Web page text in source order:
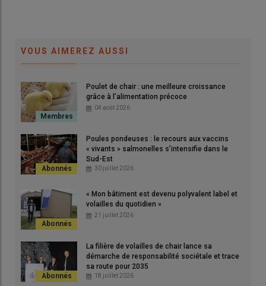
Mes trois lots ont été élevés jusqu'à 72 semaines, puis 77 et 81
semaines pour le dernier. »
© Qui Plus Est/N. Dubost
Le choix de repousser l’âge de réforme ne m’apparaît pas
VOUS AIMEREZ AUSSI
Poulet de chair : une meilleure croissance
grâce à l’alimentation précoce
04 août 2026
Poules pondeuses : le recours aux vaccins
« vivants » salmonelles s’intensifie dans le
Sud-Est
30 juillet 2026
« Mon bâtiment est devenu polyvalent label et
volailles du quotidien »
21 juillet 2026
La filière de volailles de chair lance sa
démarche de responsabilité sociétale et trace
sa route pour 2035
18 juillet 2026